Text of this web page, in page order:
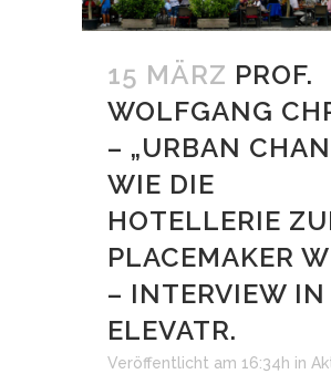
15 MÄRZ PROF.
WOLFGANG
– „URBAN
WIE DIE
HOTELLERIE
PLACEMAKER
– INTERVIEW IN
ELEVATR.
Veröffentlicht am 16:34h in